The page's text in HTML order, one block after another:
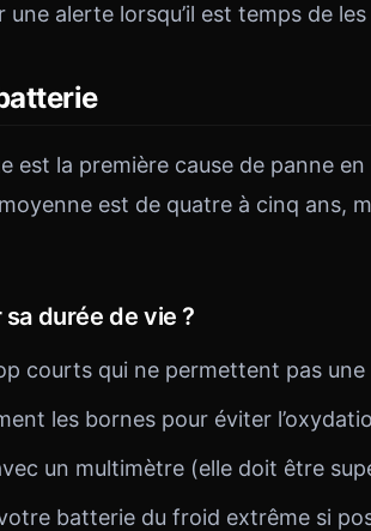
alerte lorsqu’il est temps de
est la première cause de panne
est de quatre à cinq ans,
durée de vie ?
courts qui ne permettent pas
les bornes pour éviter
un multimètre (elle doit être
batterie du froid extrême si